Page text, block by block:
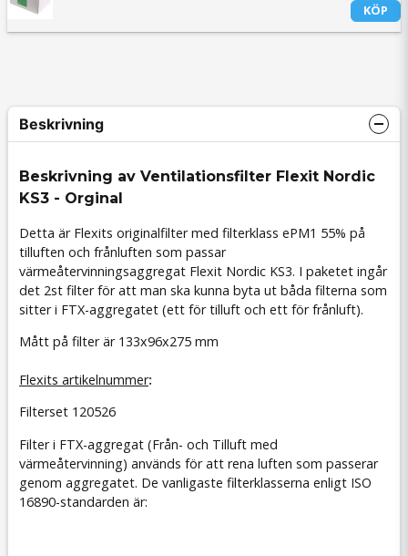
KÖP
Beskrivning
Beskrivning av Ventilationsfilter Flexit Nordic
KS3 - Orginal
Detta är Flexits originalfilter med filterklass ePM1 55% på
tilluften och frånluften som passar
värmeåtervinningsaggregat Flexit Nordic KS3. I paketet ingår
det 2st filter för att man ska kunna byta ut båda filterna som
sitter i FTX-aggregatet (ett för tilluft och ett för frånluft).
Mått på filter är 133x96x275 mm
Flexits artikelnummer:
Filterset 120526
Filter i FTX-aggregat (Från- och Tilluft med
värmeåtervinning) används för att rena luften som passerar
genom aggregatet. De vanligaste filterklasserna enligt ISO
16890-standarden är: